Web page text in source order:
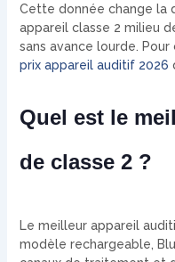
Cette donnée change la
appareil classe 2 milieu
sans avance lourde.
prix appareil auditif 2026
Quel est le
de classe 2 ?
Le meilleur appareil
modèle rechargeable,